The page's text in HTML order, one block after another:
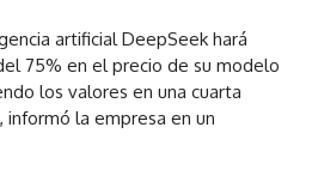
artificial DeepSeek hará
75% en el precio de su modelo
los valores en una cuarta
la empresa en un